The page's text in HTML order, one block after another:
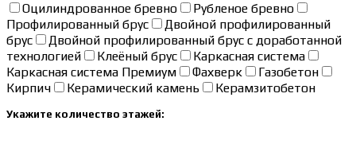
Оцилиндрованное бревно
Рубленое бревно
Профилированный брус
Двойной профилированный
брус
Двойной профилированный брус с доработанной
технологией
Клеёный брус
Каркасная система
Каркасная система Премиум
Фахверк
Газобетон
Кирпич
Керамический камень Керамзитобетон
Укажите количество этажей: